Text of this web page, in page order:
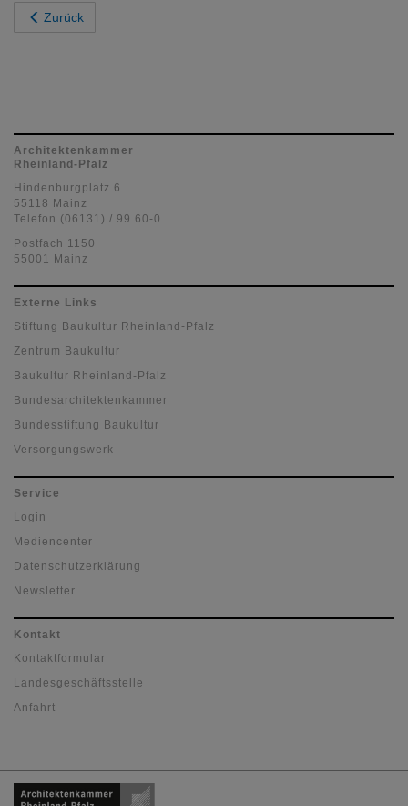
Zurück
Architektenkammer
Rheinland-Pfalz
Hindenburgplatz 6
55118 Mainz
Telefon (06131) / 99 60-0
Postfach 1150
55001 Mainz
Externe Links
Stiftung Baukultur Rheinland-Pfalz
Zentrum Baukultur
Baukultur Rheinland-Pfalz
Bundesarchitektenkammer
Bundesstiftung Baukultur
Versorgungswerk
Service
Login
Mediencenter
Datenschutzerklärung
Newsletter
Kontakt
Kontaktformular
Landesgeschäftsstelle
Anfahrt